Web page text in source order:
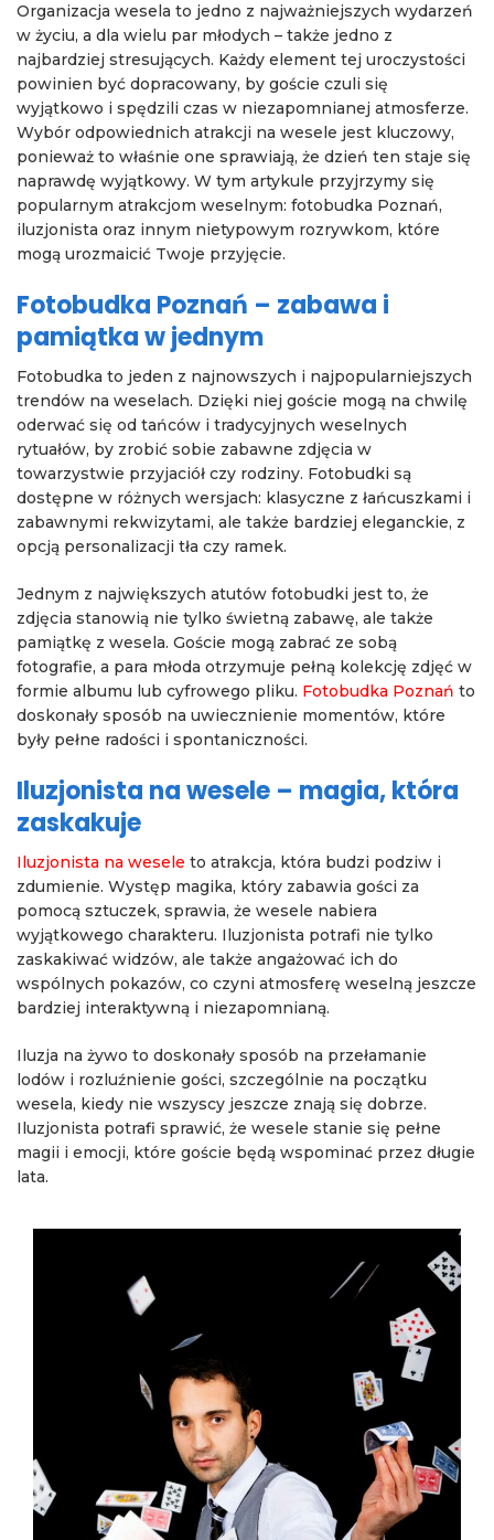
Organizacja wesela to jedno z najważniejszych wydarzeń
w życiu, a dla wielu par młodych – także jedno z
najbardziej stresujących. Każdy element tej uroczystości
powinien być dopracowany, by goście czuli się
wyjątkowo i spędzili czas w niezapomnianej atmosferze.
Wybór odpowiednich atrakcji na wesele jest kluczowy,
ponieważ to właśnie one sprawiają, że dzień ten staje się
naprawdę wyjątkowy. W tym artykule przyjrzymy się
popularnym atrakcjom weselnym: fotobudka Poznań,
iluzjonista oraz innym nietypowym rozrywkom, które
mogą urozmaicić Twoje przyjęcie.
Fotobudka Poznań – zabawa i
pamiątka w jednym
Fotobudka to jeden z najnowszych i najpopularniejszych
trendów na weselach. Dzięki niej goście mogą na chwilę
oderwać się od tańców i tradycyjnych weselnych
rytuałów, by zrobić sobie zabawne zdjęcia w
towarzystwie przyjaciół czy rodziny. Fotobudki są
dostępne w różnych wersjach: klasyczne z łańcuszkami i
zabawnymi rekwizytami, ale także bardziej eleganckie, z
opcją personalizacji tła czy ramek.
Jednym z największych atutów fotobudki jest to, że
zdjęcia stanowią nie tylko świetną zabawę, ale także
pamiątkę z wesela. Goście mogą zabrać ze sobą
fotografie, a para młoda otrzymuje pełną kolekcję zdjęć w
formie albumu lub cyfrowego pliku. Fotobudka Poznań to
doskonały sposób na uwiecznienie momentów, które
były pełne radości i spontaniczności.
Iluzjonista na wesele – magia, która
zaskakuje
Iluzjonista na wesele to atrakcja, która budzi podziw i
zdumienie. Występ magika, który zabawia gości za
pomocą sztuczek, sprawia, że wesele nabiera
wyjątkowego charakteru. Iluzjonista potrafi nie tylko
zaskakiwać widzów, ale także angażować ich do
wspólnych pokazów, co czyni atmosferę weselną jeszcze
bardziej interaktywną i niezapomnianą.
Iluzja na żywo to doskonały sposób na przełamanie
lodów i rozluźnienie gości, szczególnie na początku
wesela, kiedy nie wszyscy jeszcze znają się dobrze.
Iluzjonista potrafi sprawić, że wesele stanie się pełne
magii i emocji, które goście będą wspominać przez długie
lata.